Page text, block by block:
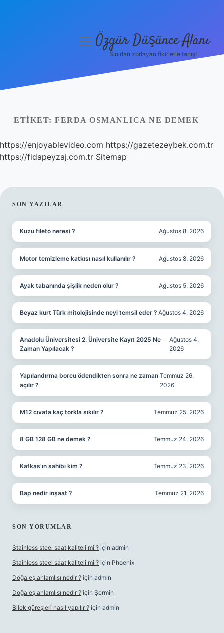
Yasal Uyarı
Hakkımızda
menüyüÖzgür Düşünce Alanı
Sınırları zorlayan fikirlerle tanış!
ETIKET: FERDA OSMANLICA NE DEMEK
https://enjoyablevideo.com https://gazetezeybek.com.tr
https://fidapeyzaj.com.tr Sitemap
SIDEBAR
SON YAZILAR
Kuzu fileto neresi ? Ağustos 8, 2026
Motor temizleme katkısı nasıl kullanılır ? Ağustos 8, 2026
Ayak tabanında şişlik neden olur ? Ağustos 5, 2026
Beyaz kurt Türk mitolojisinde neyi temsil eder ? Ağustos 4, 2026
Anadolu Üniversitesi 2. Üniversite Kayıt 2025 Ne
Zaman Yapılacak ?
Ağustos 4,
2026
Yapılandırma borcu ödendikten sonra ne zaman
açılır ?
Temmuz 26,
2026
M12 cıvata kaç torkla sıkılır ? Temmuz 25, 2026
8 GB 128 GB ne demek ? Temmuz 24, 2026
Kafkas’ın sahibi kim ? Temmuz 23, 2026
Bap nedir inşaat ? Temmuz 21, 2026
SON YORUMLAR
Stainless steel saat kaliteli mi ? için admin
Stainless steel saat kaliteli mi ? için Phoenix
Doğa eş anlamlısı nedir ? için admin
Doğa eş anlamlısı nedir ? için Şermin
Bilek güreşleri nasıl yapılır ? için admin